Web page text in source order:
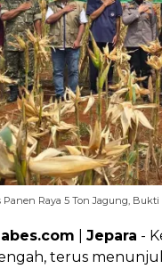
Panen Raya 5 Ton Jagung,
Jepara -
terus